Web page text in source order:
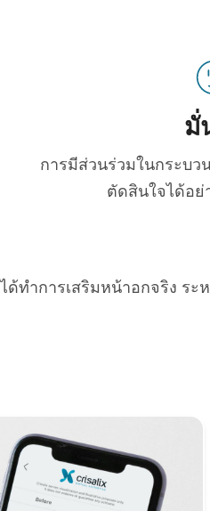
มั่
การมีส่วนร่วมในกระบ
ตัดสินใจได้อย่
ทำการเสริมหน้าอกจริง ร